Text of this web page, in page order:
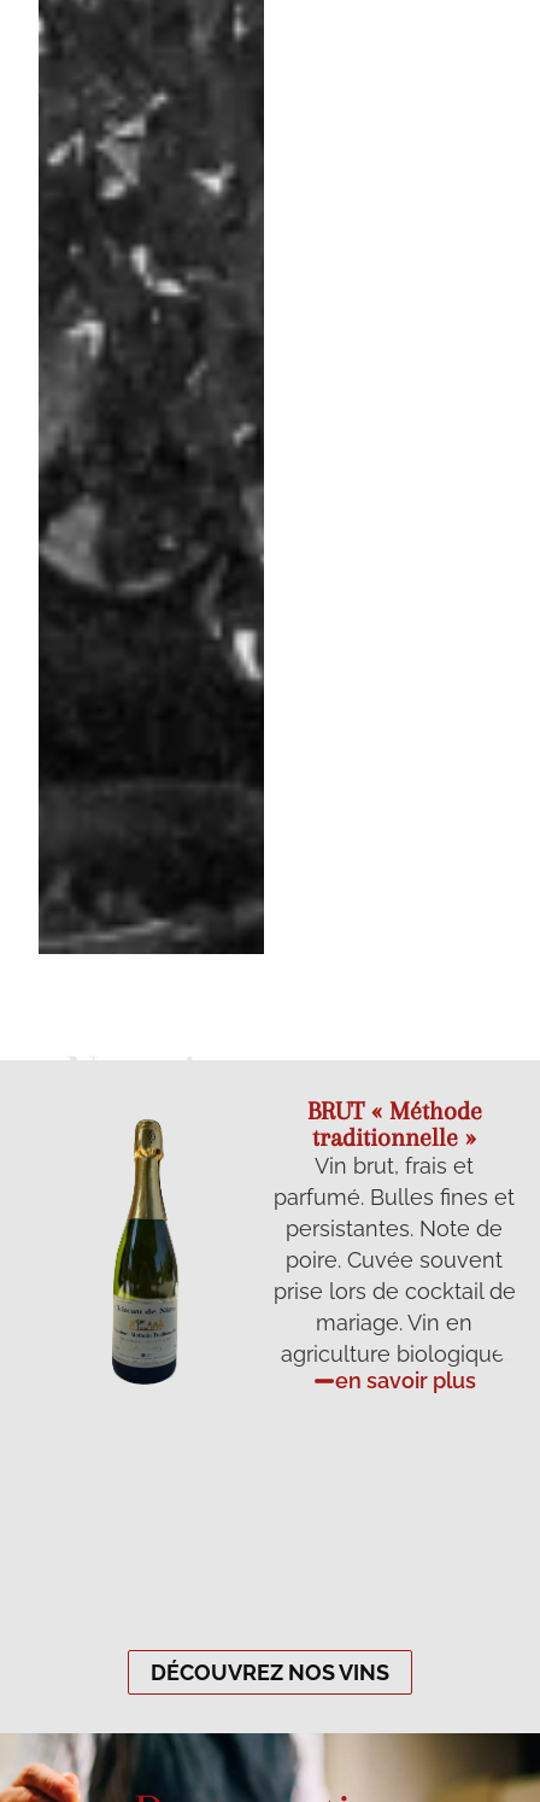
Nos vins
BRUT « Méthode
traditionnelle »
Vin brut, frais et
parfumé. Bulles fines et
persistantes. Note de
poire. Cuvée souvent
prise lors de cocktail de
mariage. Vin en
agriculture biologique.
en savoir plus
DÉCOUVREZ NOS VINS